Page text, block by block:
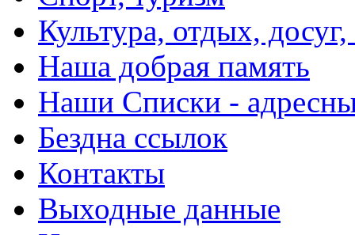
Культура, отдых,
Наша добрая память
Наши Списки -
Бездна ссылок
Контакты
Выходные данные